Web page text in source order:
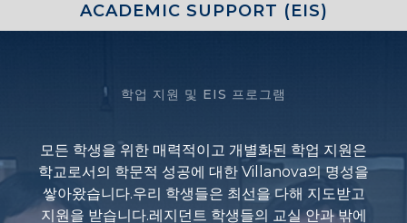
ACADEMIC SUPPORT (EIS)
학업 지원 및 EIS 프로그램
모든 학생을 위한 매력적이고 개별화된 학업 지원은
학교로서의 학문적 성공에 대한 Villanova의 명성을
쌓아왔습니다.우리 학생들은 최선을 다해 지도받고
지원을 받습니다.레지던트 학생들의 교실 안과 밖에